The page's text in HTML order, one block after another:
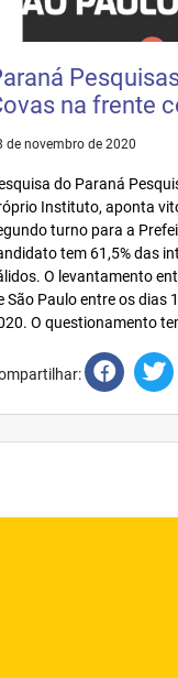
na frente
de novembro de 2020
do Paraná
Instituto, aponta
turno para a
tem 61,5% das
O levantamento
São Paulo entre os dias
O questionamento